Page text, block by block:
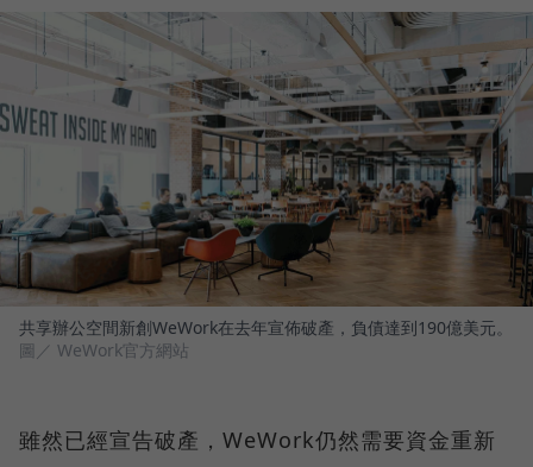
共享辦公空間新創WeWork在去年宣佈破產，負債達到190億美元。
圖／ WeWork官方網站
雖然已經宣告破產，WeWork仍然需要資金重新